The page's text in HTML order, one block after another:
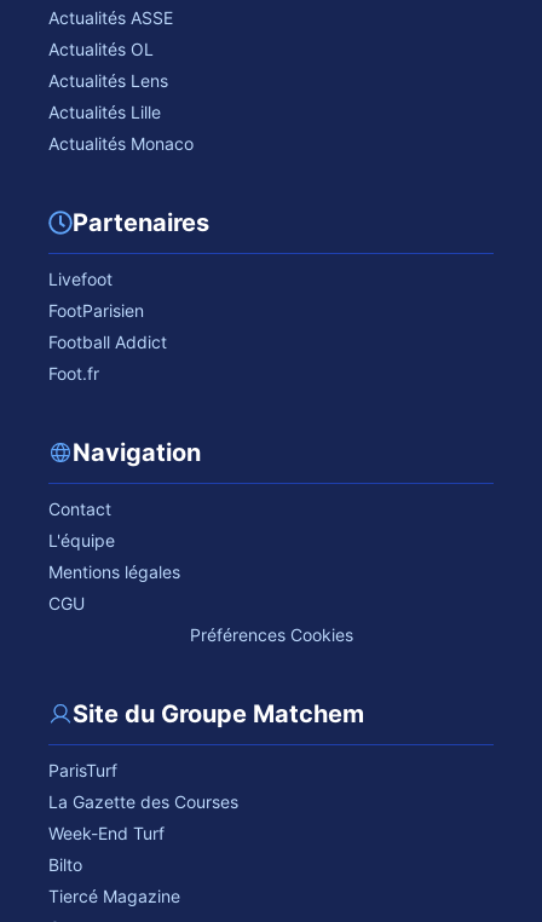
Actualités ASSE
Actualités OL
Actualités Lens
Actualités Lille
Actualités Monaco
Partenaires
Livefoot
FootParisien
Football Addict
Foot.fr
Navigation
Contact
L'équipe
Mentions légales
CGU
Préférences Cookies
Site du Groupe Matchem
ParisTurf
La Gazette des Courses
Week-End Turf
Bilto
Tiercé Magazine